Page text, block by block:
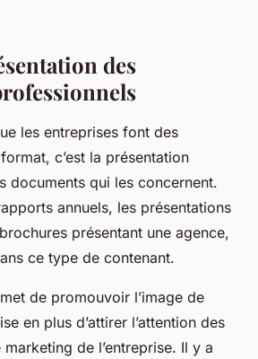
des
les entreprises font des
c’est la présentation
documents qui les concernent.
annuels, les présentations
présentant une agence,
ce type de contenant.
de promouvoir l’image de
en plus d’attirer l’attention des
de l’entreprise. Il y a